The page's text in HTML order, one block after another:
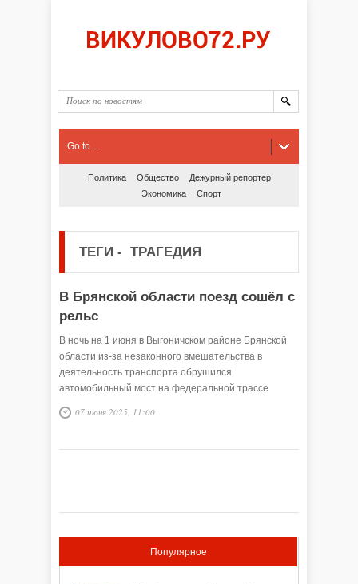
Go to...
Политика Общество
Дежурный репортер
Экономика
Спорт
ТЕГИ - ТРАГЕДИЯ
В Брянской области поезд сошёл с
рельс
В ночь на 1 июня в Выгоничском районе Брянской
области из-за незаконного вмешательства в
деятельность транспорта обрушился
автомобильный мост на федеральной трассе
А-240. Конструкция рухнула на пассажирский поезд
№86 «Климов – Москва», что привело к сходу
числе и дети.
07 июня 2025, 11:00
Популярное